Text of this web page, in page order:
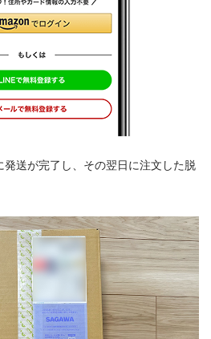
送が完了し、その翌日に注文した脱